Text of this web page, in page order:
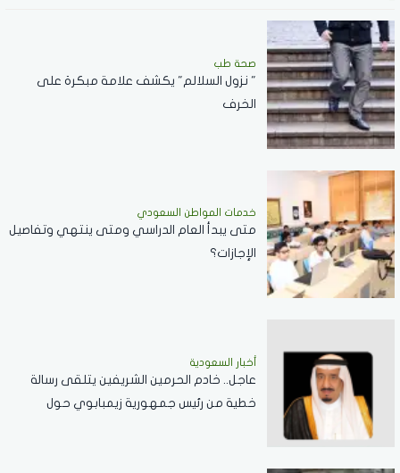
صحة طب
" نزول السلالم" يكشف علامة مبكرة على
الخرف
خدمات المواطن السعودي
‏متى يبدأ العام الدراسي ومتى ينتهي وتفاصيل
الإجازات؟
أخبار السعودية
عاجل.. خادم الحرمين الشريفين يتلقى رسالة
خطية من رئيس جمهورية زيمبابوي حول